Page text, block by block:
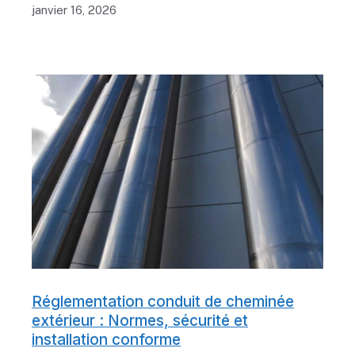
janvier 16, 2026
Réglementation conduit de cheminée
extérieur : Normes, sécurité et
installation conforme